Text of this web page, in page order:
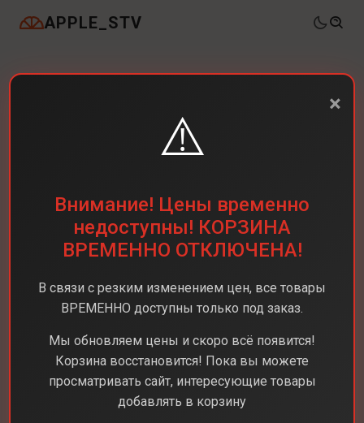
APPLE_STV
×
⚠️
Внимание! Цены временно
недоступны! КОРЗИНА
ВРЕМЕННО ОТКЛЮЧЕНА!
В связи с резким изменением цен, все товары
ВРЕМЕННО доступны только под заказ.
Мы обновляем цены и скоро всё появится!
Корзина восстановится! Пока вы можете
просматривать сайт, интересующие товары
добавлять в корзину